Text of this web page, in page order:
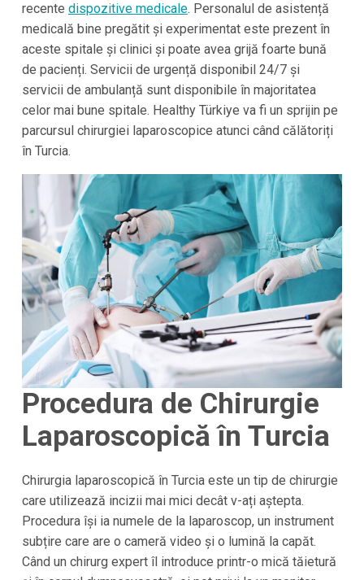
recente dispozitive medicale. Personalul de asistență
medicală bine pregătit și experimentat este prezent în
aceste spitale și clinici și poate avea grijă foarte bună
de pacienți. Servicii de urgență disponibil 24/7 și
servicii de ambulanță sunt disponibile în majoritatea
celor mai bune spitale. Healthy Türkiye va fi un sprijin pe
parcursul chirurgiei laparoscopice atunci când călătoriți
în Turcia.
Procedura de Chirurgie
Laparoscopică în Turcia
Chirurgia laparoscopică în Turcia este un tip de chirurgie
care utilizează incizii mai mici decât v-ați aștepta.
Procedura își ia numele de la laparoscop, un instrument
subțire care are o cameră video și o lumină la capăt.
Când un chirurg expert îl introduce printr-o mică tăietură